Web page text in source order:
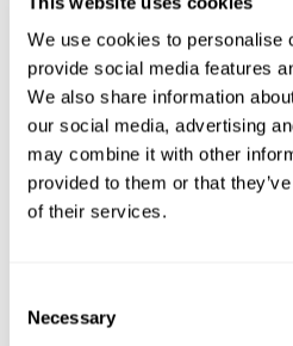
We use cookies to personalise
provide social media features
We also share information
our social media, advertising
may combine it with other
provided to them or that
of their services.
Selection
Necessary
divertir l'utilisateur tout en
compétences cognitives.
Comment le jeu
Factory" améliore-
cognitives ?
La Robo Factory de CogniFit aide à
d'activation neuronale spécifique.
de manière cohérente peut aider à
spatiale et le déplacement. La